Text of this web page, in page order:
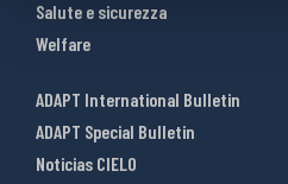
Salute e sicurezza
Welfare
ADAPT International Bulletin
ADAPT Special Bulletin
Noticias CIELO